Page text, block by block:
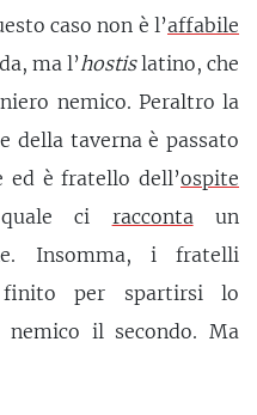
caso non è l’affabile
ma l’hostislatino, che
nemico. Peraltro la
della taverna è passato
ed è fratello dell’ospite
ci racconta un
Insomma, i fratelli
per spartirsi lo
il secondo. Ma